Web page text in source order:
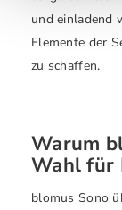
und einladend
Elemente der
zu schaffen.
Warum
Wahl für
blomus Sono